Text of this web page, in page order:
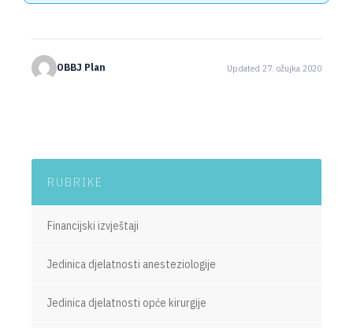
OBBJ Plan Updated 27. ožujka 2020
RUBRIKE
Financijski izvještaji
Jedinica djelatnosti anesteziologije
Jedinica djelatnosti opće kirurgije